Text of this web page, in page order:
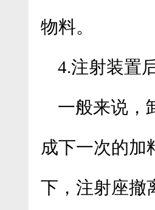
物料。
4.注射装置
一般来说，
成下一次的加
下，注射座撤